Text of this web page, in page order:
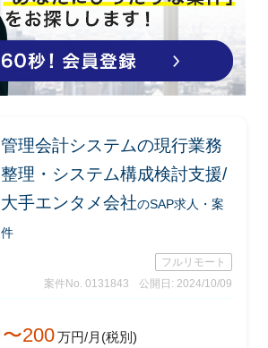
管理会計システムの現行業務
整理・システム構成検討支援/
大手エンタメ会社のSAP求人・案
件
フルリモート
案件No. 0131843
公開日: 2024/10/09
〜200万円/月(税別)